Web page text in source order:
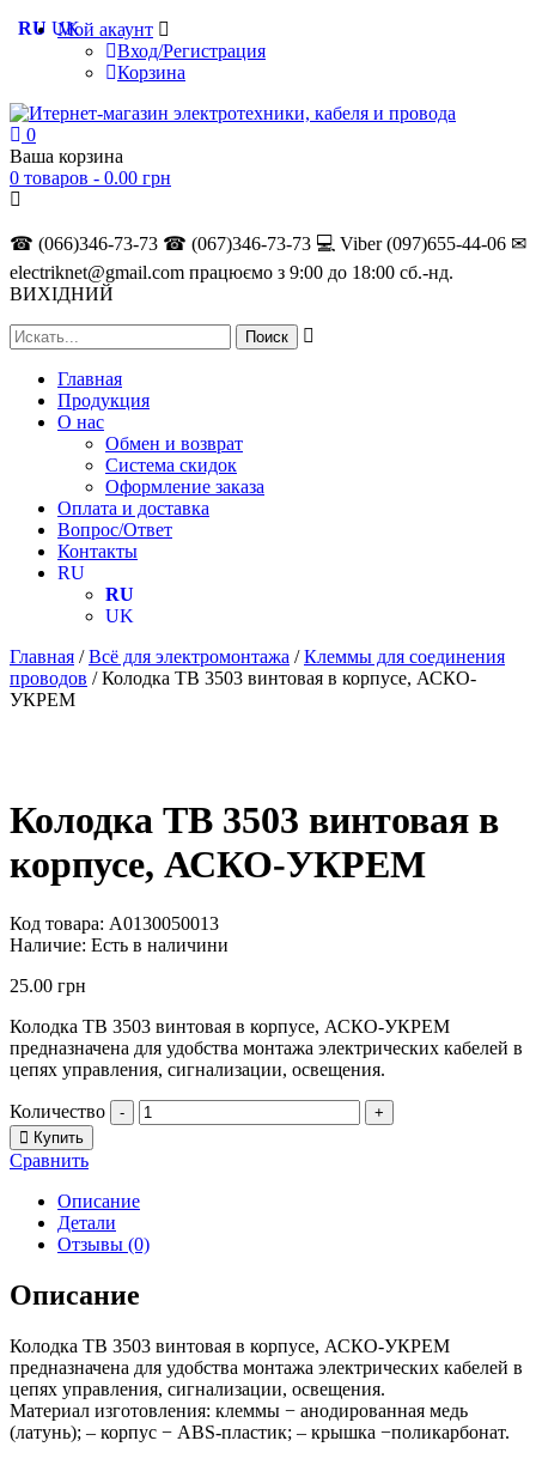
Мой акаунт
Вход/Регистрация
Корзина
0
Ваша корзина
0 товаров - 0.00 грн
☎ (066)346-73-73 ☎ (067)346-73-73 💻 Viber (097)655-44-06 ✉
electriknet@gmail.com працюємо з 9:00 до 18:00 сб.-нд.
ВИХІДНИЙ
Главная
Продукция
О нас
Обмен и возврат
Система скидок
Оформление заказа
Оплата и доставка
Вопрос/Ответ
Контакты
RU
RU
UK
Главная /Всё для электромонтажа /Клеммы для соединения
проводов / Колодка TB 3503 винтовая в корпусе, АСКО-
УКРЕМ
Колодка TB 3503 винтовая в
корпусе, АСКО-УКРЕМ
Код товара: A0130050013
Наличие: Есть в наличини
25.00 грн
Колодка TB 3503 винтовая в корпусе, АСКО-УКРЕМ
предназначена для удобства монтажа электрических кабелей в
цепях управления, сигнализации, освещения.
Количество -
+
Купить
Сравнить
Описание
Детали
Отзывы (0)
Описание
Колодка TB 3503 винтовая в корпусе, АСКО-УКРЕМ
предназначена для удобства монтажа электрических кабелей в
цепях управления, сигнализации, освещения.
Материал изготовления: клеммы − анодированная медь
(латунь); – корпус − ABS-пластик; – крышка −поликарбонат.
RU UK